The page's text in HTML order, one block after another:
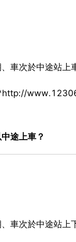
車次於中途站上
途上車？
車次於中途站